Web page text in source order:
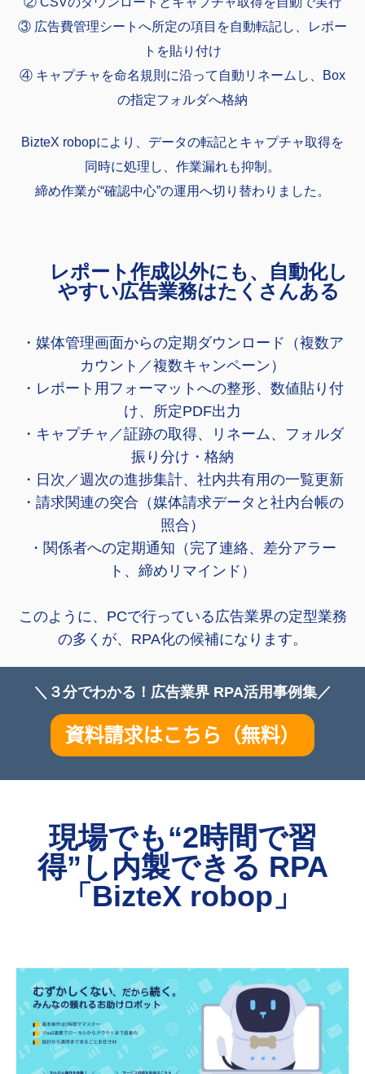
③ 広告費管理シートへ所定の項目を自動転記し、レポー
トを貼り付け
④ キャプチャを命名規則に沿って自動リネームし、Box
の指定フォルダへ格納
BizteX robopにより、データの転記とキャプチャ取得を
同時に処理し、作業漏れも抑制。
締め作業が“確認中心”の運用へ切り替わりました。
レポート作成以外にも、自動化し
やすい広告業務はたくさんある
・媒体管理画面からの定期ダウンロード（複数ア
カウント／複数キャンペーン）
・レポート用フォーマットへの整形、数値貼り付
け、所定PDF出力
・キャプチャ／証跡の取得、リネーム、フォルダ
振り分け・格納
・日次／週次の進捗集計、社内共有用の一覧更新
・請求関連の突合（媒体請求データと社内台帳の
照合）
・関係者への定期通知（完了連絡、差分アラー
ト、締めリマインド）
このように、PCで行っている広告業界の定型業務
の多くが、RPA化の候補になります。
＼３分でわかる！ 広告業界 RPA活用事例集／
現場でも“2時間で習
得”し内製できる RPA
「BizteX robop」